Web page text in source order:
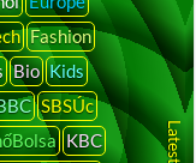
Fashion
Bio Kids
SBSÚc
KBC